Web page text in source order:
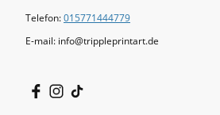
Telefon:015771444779
E-mail: info@trippleprintart.de